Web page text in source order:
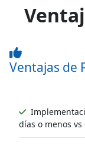
Ventajas de
días o menos vs